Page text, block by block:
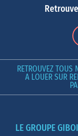
RETROUVEZ TOUS
A LOUER SUR
LE GROUPE